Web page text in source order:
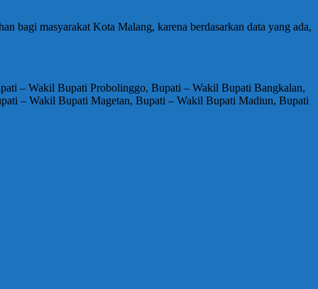
bagi masyarakat Kota Malang, karena berdasarkan data yang ada,
– Wakil Bupati Probolinggo, Bupati – Wakil Bupati Bangkalan,
– Wakil Bupati Magetan, Bupati – Wakil Bupati Madiun, Bupati